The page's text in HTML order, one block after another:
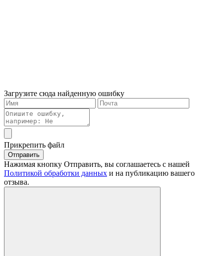
Загрузите сюда найденную ошибку
Прикрепить файл
Отправить
Нажимая кнопку Отправить, вы соглашаетесь с нашей
Политикой обработки данных и на публикацию вашего
отзыва.